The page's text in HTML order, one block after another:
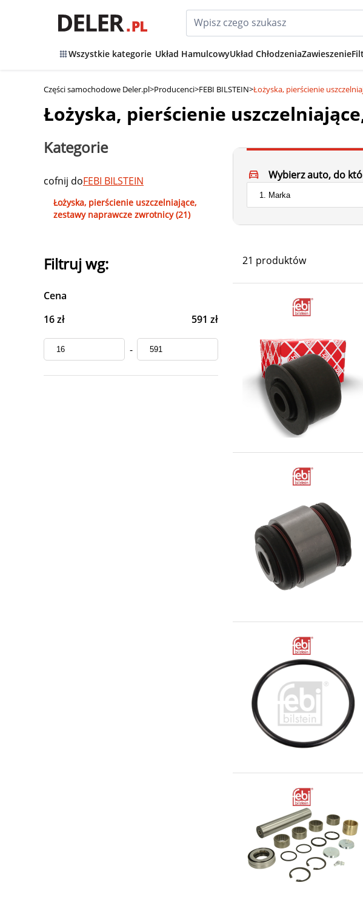
Wszystkie kategorie Układ HamulcowyUkład ChłodzeniaZawieszenie
Części samochodowe Deler.pl>Producenci>FEBI BILSTEIN>Łożyska, pierścienie
Łożyska, pierścienie
Kategorie
cofnij doFEBI BILSTEIN
Łożyska, pierścienie uszczelniające,
zestawy naprawcze zwrotnicy (21)
Filtruj wg:
Cena
16 zł
591 zł
-
Wybierz auto, do
21 produktów